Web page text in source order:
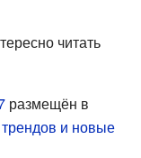
читать
размещён в
и новые